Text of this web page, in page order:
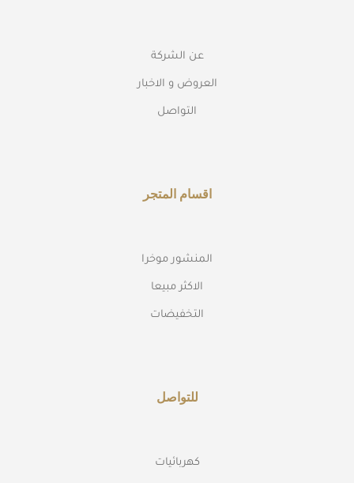
عن الشركة
العروض و الاخبار
التواصل
اقسام المتجر
المنشور موخرا
الاكثر مبيعا
التخفيضات
للتواصل
كهربائيات